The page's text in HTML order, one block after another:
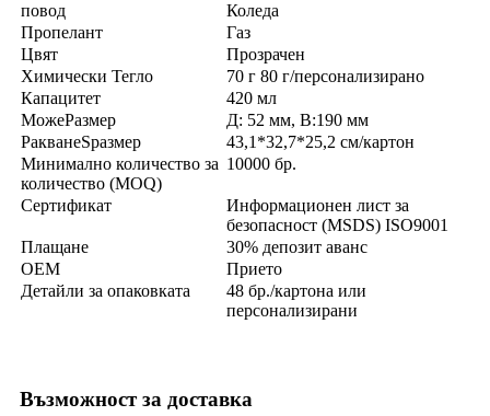
повод
Коледа
Пропелант
Газ
Цвят
Прозрачен
Химически Тегло
70 г 80 г/персонализирано
Капацитет
420 мл
МожеРазмер Д: 52 мм, В:190 мм
PакванеSразмер
43,1*32,7*25,2 см/картон
Минимално количество за
количество (MOQ)
10000 бр.
Сертификат
Информационен лист за
безопасност (MSDS) ISO9001
Плащане
30% депозит аванс
OEM
Прието
Детайли за опаковката
48 бр./картона или
персонализирани
Възможност за доставка